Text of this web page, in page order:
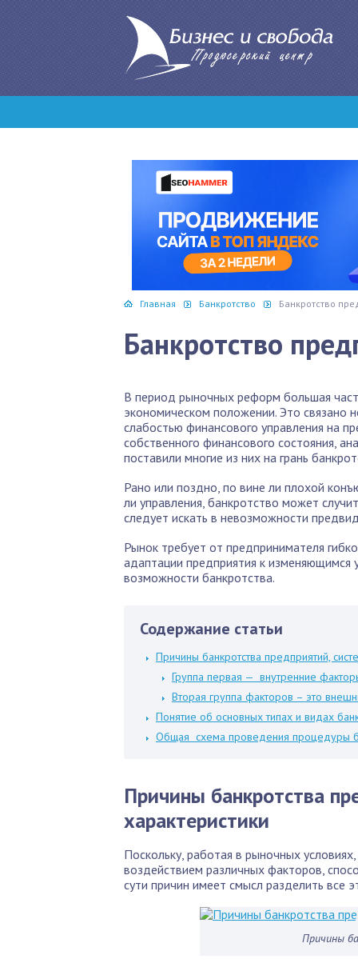
Главная Банкротство Банкротство
Банкротство
В период рыночных реформ большая
экономическом положении. Это связано
слабостью финансового управления на
собственного финансового состояния,
поставили многие из них на грань
Рано или поздно, по вине ли плохой
ли управления, банкротство может
следует искать в невозможности
Рынок требует от предпринимателя
адаптации предприятия к
возможности банкротства.
Содержание статьи
Причины банкротства предприятий,
Группа первая — внутренние
Вторая группа факторов – это
Понятие об основных типах и видах
Общая схема проведения процедуры
Причины банкротства
характеристики
Поскольку, работая в рыночных
воздействием различных факторов,
сути причин имеет смысл разделить все
Причины